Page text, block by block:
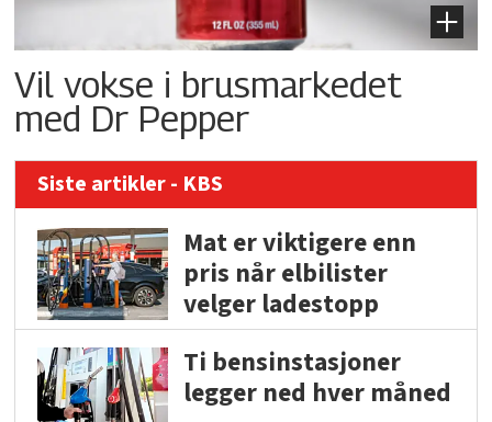
Vil vokse i brusmarkedet
med Dr Pepper
Siste artikler - KBS
Mat er viktigere enn
pris når elbilister
velger ladestopp
Ti bensinstasjoner
legger ned hver måned